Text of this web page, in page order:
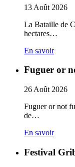
13 Août 2026
La Bataille de
hectares…
En savoir
Fuguer or
26 Août 2026
Fuguer or not
de…
En savoir
Festival